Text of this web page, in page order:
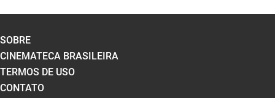
SOBRE
CINEMATECA BRASILEIRA
TERMOS DE USO
CONTATO